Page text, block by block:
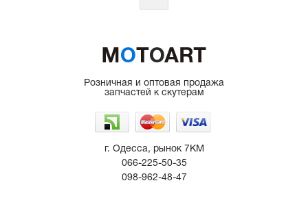
Элементы управления, тросики на
Навесное и запчасти к нему
Розничная и оптовая продажа
запчастей к скутерам
г. Одесса, рынок 7КМ
066-225-50-35
098-962-48-47